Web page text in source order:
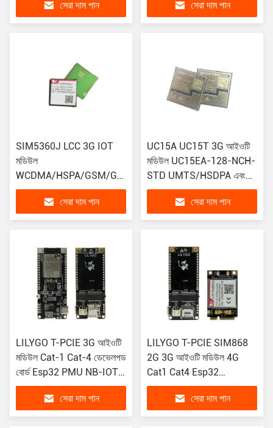
সেরা দাম পান সেরা দাম পান
SIM5360J LCC 3G IOT
মডিউল
WCDMA/HSPA/GSM/GPRS/EDGE
গ্যারান্টিযুক্ত
সেরা দাম পান
UC15A UC15T 3G আইওটি
মডিউল UC15EA-128-NCH-
STD UMTS/HSDPA এবং
GSM/GPRS/EDGE কভারেজ
সেরা দাম পান
LILYGO T-PCIE 3G আইওটি
মডিউল Cat-1 Cat-4 ডেভেলপড
বোর্ড Esp32 PMU NB-IOT
SIM7600E PCIE GPS
সেরা দাম পান
LILYGO T-PCIE SIM868
2G 3G আইওটি মডিউল 4G
Cat1 Cat4 Esp32
SIM7020G PCIE
SIM7070G SIM7080G
NB-IOT GPS মডিউল
সেরা দাম পান